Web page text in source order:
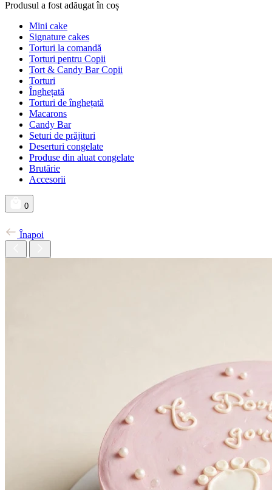
Produsul a fost adăugat în coș
Mini cake
Signature cakes
Torturi la comandă
Torturi pentru Copii
Tort & Candy Bar Copii
Torturi
Înghețată
Torturi de înghețată
Macarons
Candy Bar
Seturi de prăjituri
Deserturi congelate
Produse din aluat congelate
Brutărie
Accesorii
0
Înapoi